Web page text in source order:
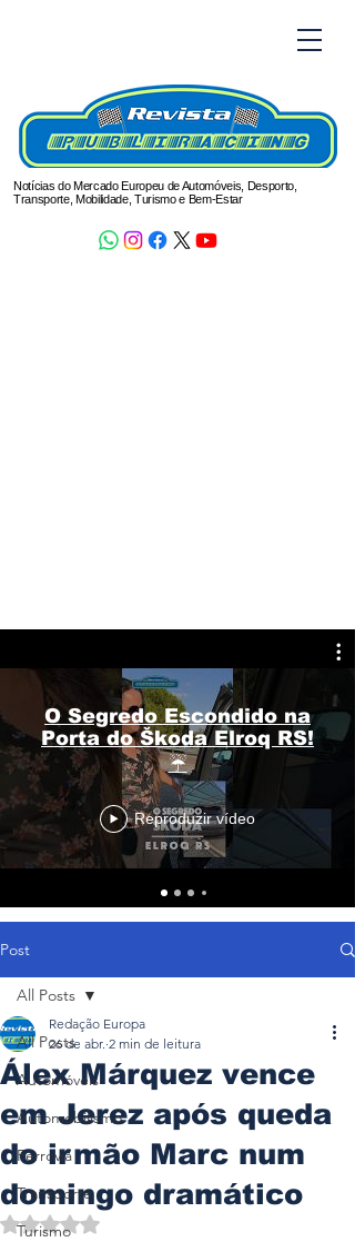
Notícias do Mercado Europeu de Automóveis, Desporto,
Transporte, Mobilidade, Turismo e Bem-Estar
O Segredo Escondido na
Porta do Škoda Elroq RS!
☔
Reproduzir vídeo
Post
All Posts
Automóveis
Automobilismo
Ferrovia
Transporte
Turismo
All Posts
Álex Márquez vence
em Jerez após queda
do irmão Marc num
domingo dramático
Redação Europa
26 de abr. 2 min de leitura
Avaliado com NaN de 5 estrelas.